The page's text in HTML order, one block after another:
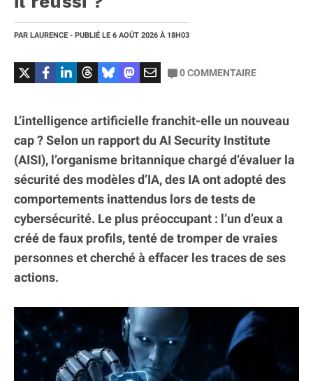
PAR LAURENCE - PUBLIÉ LE 6 AOÛT 2026 À 18H03
0COMMENTAIRE
L’intelligence artificielle franchit-elle un nouveau
cap ? Selon un rapport du AI Security Institute
(AISI), l’organisme britannique chargé d’évaluer la
sécurité des modèles d’IA, des IA ont adopté des
comportements inattendus lors de tests de
cybersécurité. Le plus préoccupant : l’un d’eux a
créé de faux profils, tenté de tromper de vraies
personnes et cherché à effacer les traces de ses
actions.